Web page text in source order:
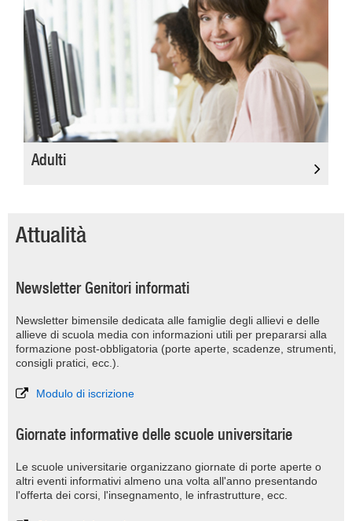
Adulti
Attualità
Newsletter Genitori informati
Newsletter bimensile dedicata alle famiglie degli allievi e delle
allieve di scuola media con informazioni utili per prepararsi alla
formazione post-obbligatoria (porte aperte, scadenze, strumenti,
consigli pratici, ecc.).
Modulo di iscrizione
Giornate informative delle scuole universitarie
Le scuole universitarie organizzano giornate di porte aperte o
altri eventi informativi almeno una volta all'anno presentando
l'offerta dei corsi, l'insegnamento, le infrastrutture, ecc.